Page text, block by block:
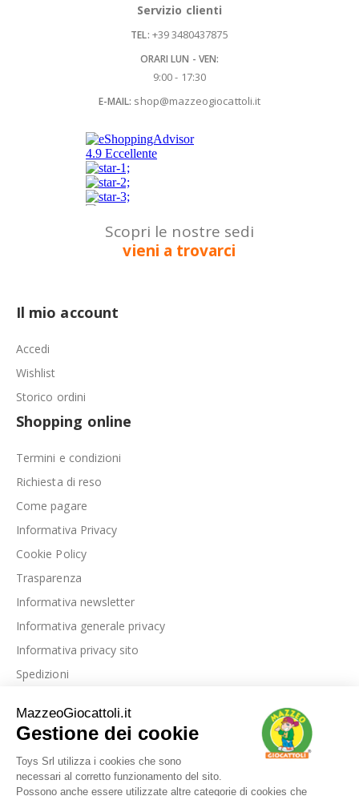
Servizio clienti
TEL: +39 3480437875
ORARI LUN - VEN:
9:00 - 17:30
E-MAIL: shop@mazzeogiocattoli.it
Scopri le nostre sedi
vieni a trovarci
Il mio account
Accedi
Wishlist
Storico ordini
Shopping online
Termini e condizioni
Richiesta di reso
Come pagare
Informativa Privacy
Cookie Policy
Trasparenza
Informativa newsletter
Informativa generale privacy
Informativa privacy sito
Spedizioni
La nostra azienda
Le nostre recensioni
Blog